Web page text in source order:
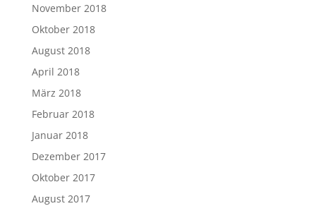
November 2018
Oktober 2018
August 2018
April 2018
März 2018
Februar 2018
Januar 2018
Dezember 2017
Oktober 2017
August 2017